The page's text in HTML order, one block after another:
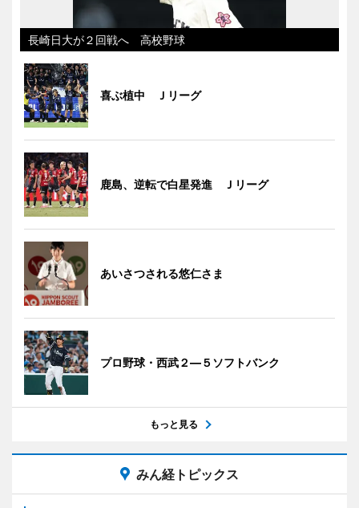
長崎日大が２回戦へ 高校野球
喜ぶ植中 Ｊリーグ
鹿島、逆転で白星発進 Ｊリーグ
あいさつされる悠仁さま
プロ野球・西武２―５ソフトバンク
もっと見る
みん経トピックス